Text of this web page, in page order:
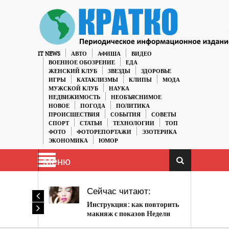
IT NEWS АВТО АФИША
ВИДЕО
ВОЕННОЕ ОБОЗРЕНИЕ
ЕДА
ЖЕНСКИЙ КЛУБ
ЗВЕЗДЫ
ЗДОРОВЬЕ
ИГРЫ
КАТАКЛИЗМЫ КЛИПЫ
МОДА
МУЖСКОЙ КЛУБ
НАУКА
НЕДВИЖИМОСТЬ
НЕОБЪЯСНИМОЕ
НОВОЕ
ПОГОДА
ПОЛИТИКА
ПРОИСШЕСТВИЯ
СОБЫТИЯ
СОВЕТЫ
СПОРТ
СТАТЬИ ТЕХНОЛОГИИ
ТОП
ФОТО
ФОТОРЕПОРТАЖИ
ЭЗОТЕРИКА
ЭКОНОМИКА
ЮМОР
Меню
Сейчас читают:
Инструкция: как повторить
макияж с показов Недели